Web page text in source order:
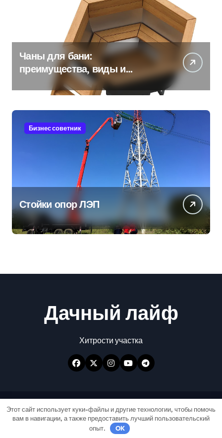
Чаны для бани:
преимущества, виды и
особенности использования
Бизнес советник
Стойки опор ЛЭП
Дачный лайф
Хитрости участка
Авторские права © Все права защищены|
NewspaperupотThemeansar.
Этот сайт использует куки-файлы и другие технологии, чтобы помочь
вам в навигации, а также предоставить лучший пользовательский
опыт.
OK